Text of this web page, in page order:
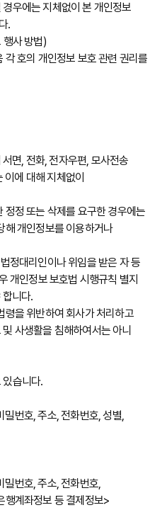
우에는 지체없이 본 개인정보
.
행사 방법)
호의 개인정보 보호 관련 권리를
면, 전화, 전자우편, 모사전송
에 대해 지체없이
정 또는 삭제를 요구한 경우에는
해 개인정보를 이용하거나
정대리인이나 위임을 받은 자 등
개인정보 보호법 시행규칙 별지
니다.
을 위반하여 회사가 처리하고
사생활을 침해하여서는 아니
습니다.
번호, 주소, 전화번호, 성별,
밀번호, 주소, 전화번호,
행계좌정보 등 결제정보>